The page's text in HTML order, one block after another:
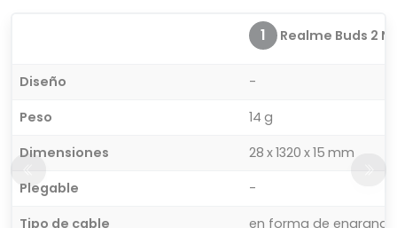
1 Realme Buds 2
Diseño
-
Peso
14 g
Dimensiones
28 x 1320 x 15 mm
Plegable
-
Tipo de cable
en forma de